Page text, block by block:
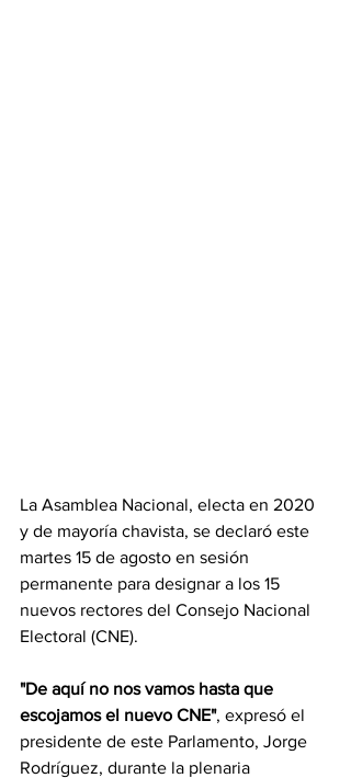
La Asamblea Nacional, electa en 2020
y de mayoría chavista, se declaró este
martes 15 de agosto en sesión
permanente para designar a los 15
nuevos rectores del Consejo Nacional
Electoral (CNE).
"De aquí no nos vamos hasta que
escojamos el nuevo CNE", expresó el
presidente de este Parlamento, Jorge
Rodríguez, durante la plenaria